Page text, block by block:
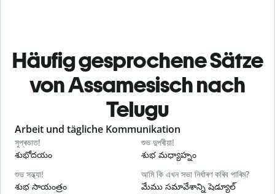
Häufig gesprochene Sätze
von Assamesisch nach
Telugu
Slide 1 of 6
Arbeit und tägliche Kommunikation
সুপ্ৰভাত!
శుభోదయం
শুভ দুপৰীয়া!
శుభ మధ్యాహ్నం
শুভ সন্ধ্যা!
శుభ సాయంత్రం
আমি কি এখন সভা নিৰ্ধাৰণ কৰিব পাৰিম?
మేము సమావేశాన్ని షెడ్యూల్